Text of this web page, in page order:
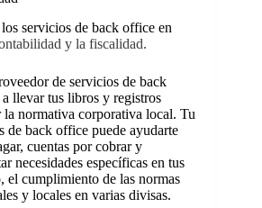
servicios de back office en
y la fiscalidad.
de servicios de back
llevar tus libros y registros
normativa corporativa local. Tu
de back office puede ayudarte
cuentas por cobrar y
necesidades específicas en tus
el cumplimiento de las normas
y locales en varias divisas.